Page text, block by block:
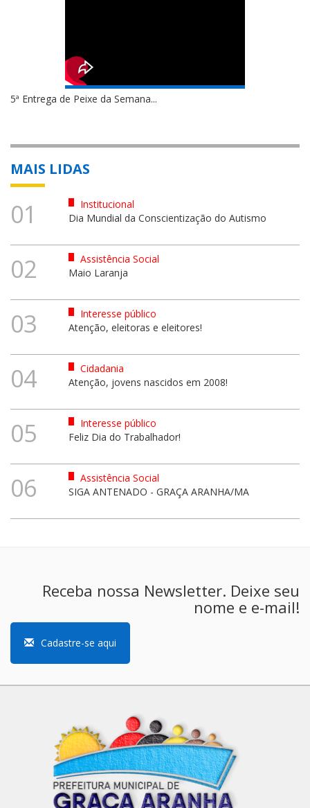
5ª Entrega de Peixe da Semana...
MAIS LIDAS
01
Institucional
Dia Mundial da Conscientização do Autismo
02
Assistência Social
Maio Laranja
03
Interesse público
Atenção, eleitoras e eleitores!
04
Cidadania
Atenção, jovens nascidos em 2008!
05
Interesse público
Feliz Dia do Trabalhador!
06
Assistência Social
SIGA ANTENADO - GRAÇA ARANHA/MA
Receba nossa Newsletter. Deixe seu
nome e e-mail!
Cadastre-se aqui